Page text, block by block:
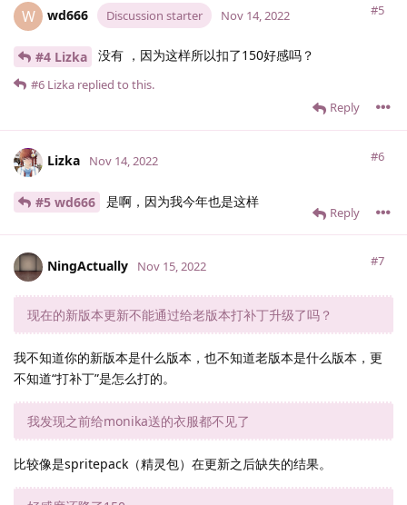
W wd666 Discussion starter #5
Nov 14, 2022
#4 Lizka 没有 ，因为这样所以扣了150好感吗？
Reply
#6 Lizka replied to this.
Lizka #6
Nov 14, 2022
#5 wd666 是啊，因为我今年也是这样
Reply
NingActually #7
Nov 15, 2022
现在的新版本更新不能通过给老版本打补丁升级了吗？
我不知道你的新版本是什么版本，也不知道老版本是什么版本，更
不知道“打补丁”是怎么打的。
我发现之前给monika送的衣服都不见了
比较像是spritepack（精灵包）在更新之后缺失的结果。